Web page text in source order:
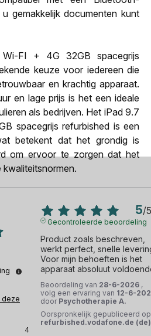
gemakkelijk documenten kunt
FI + 4G 32GB spacegrijs
keuze voor iedereen die
en krachtig apparaat.
en lage prijs is het een ideale
als bedrijven. Het iPad 9.7
spacegrijs refurbished is een
betekent dat het grondig is
om ervoor te zorgen dat het
deze
4
5/5
Gecontroleerde beoordeling
Product zoals beschreven,
werkt perfect, snelle
Voor mijn behoeften is het
apparaat absoluut
Beoordeling van 28-6-2026 ,
volg een ervaring van 12-6-
door Psychotherapie A.
Oorspronkelijk gepubliceerd op
refurbished.vodafone.de (de)